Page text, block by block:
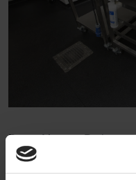
Pret-a-Manger, Paris
Altro Stronghold 30 / K30